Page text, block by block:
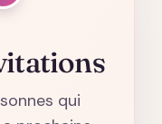
qui